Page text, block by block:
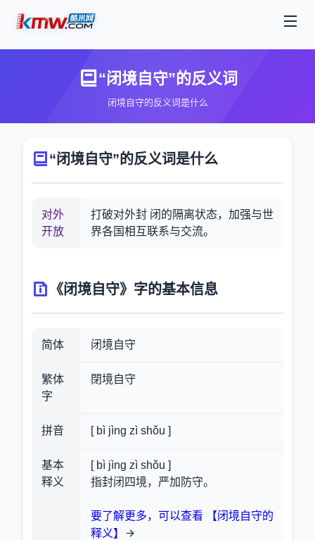
“闭境自守”的反义词
闭境自守的反义词是什么
“闭境自守”的反义词是什么
对外
开放
打破对外封 闭的隔离状态，加强与世
界各国相互联系与交流。
《闭境自守》字的基本信息
简体 闭境自守
繁体
字
閉境自守
拼音 [ bì jìng zì shǒu ]
基本
释义
[ bì jìng zì shǒu ]
指封闭四境，严加防守。
要了解更多，可以查看 【闭境自守的
释义】